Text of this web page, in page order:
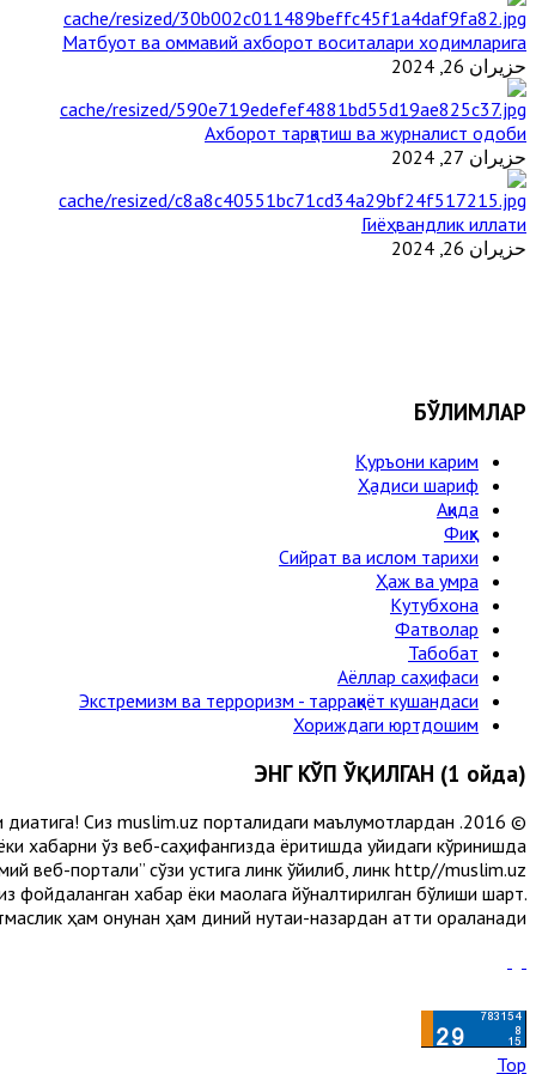
Матбуот ва оммавий ахборот воситалари ходимларига
حزيران 26, 2024
Ахборот тарқатиш ва журналист одоби
حزيران 27, 2024
Гиёҳвандлик иллати
حزيران 26, 2024
БЎЛИМЛАР
Қуръони карим
Ҳадиси шариф
Ақида
Фиқҳ
Сийрат ва ислом тарихи
Ҳаж ва умра
Кутубхона
Фатволар
Табобат
Аёллар саҳифаси
Экстремизм ва терроризм - тарраққиёт кушандаси
Хориждаги юртдошим
ЭНГ КЎП ЎҚИЛГАН (1 ойда)
диққатига! Сиз muslim.uz порталидаги маълумотлардан
хабарни ўз веб-саҳифангизда ёритишда қуйидаги кўринишда
веб-портали” сўзи устига линк қўйилиб, линк http//muslim.uz
фойдаланган хабар ёки мақолага йўналтирилган бўлиши шарт.
ҳам қонунан ҳам диний нуқтаи-назардан қаттиқ қораланади.
Top